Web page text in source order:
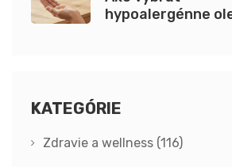
hypoalergénne
KATEGÓRIE
Zdravie a wellness (116)